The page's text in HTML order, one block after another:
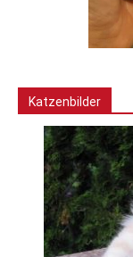
Katzenbilder